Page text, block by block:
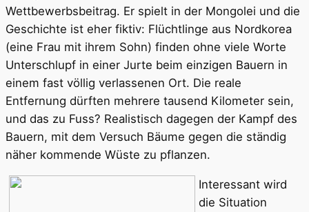
Wettbewerbsbeitrag. Er spielt in der Mongolei und die
Geschichte ist eher fiktiv: Flüchtlinge aus Nordkorea
(eine Frau mit ihrem Sohn) finden ohne viele Worte
Unterschlupf in einer Jurte beim einzigen Bauern in
einem fast völlig verlassenen Ort. Die reale
Entfernung dürften mehrere tausend Kilometer sein,
und das zu Fuss? Realistisch dagegen der Kampf des
Bauern, mit dem Versuch Bäume gegen die ständig
näher kommende Wüste zu pflanzen.
Interessant wird
die Situation